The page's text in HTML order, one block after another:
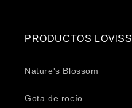
PRODUCTOS LOVISS
Nature's Blossom
Gota de rocío